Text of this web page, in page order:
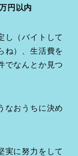
円以内
し（バイトして
ね）、生活費を
でなんとか見つ
なおうちに決め
実に努力をして